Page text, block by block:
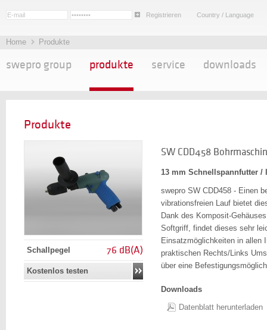
Registrieren Country / Language
Home Produkte
swepro group produkte service downloads
Produkte
Schallpegel 76 dB(A)
Kostenlos testen
SW CDD458
13 mm Schnellspannfutter /
swepro SW CDD458 - Einen
vibrationsfreien Lauf bietet
Dank des Komposit-
Softgriff, findet dieses sehr
Einsatzmöglichkeiten in allen
praktischen Rechts/Links
über eine
Downloads
Datenblatt herunterladen